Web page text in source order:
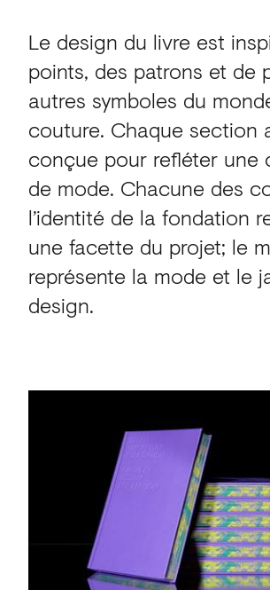
Le design du livre est
points, des patrons et de
autres symboles du
couture. Chaque section
conçue pour refléter une
de mode. Chacune des
l’identité de la fondation
une facette du projet; le
représente la mode et le
design.